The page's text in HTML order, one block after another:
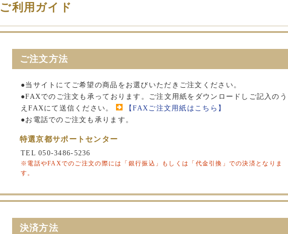
ご利用ガイド
ご注文方法
●当サイトにてご希望の商品をお選びいただきご注文ください。
●FAXでのご注文も承っております。ご注文用紙をダウンロードしご記入のう
えFAXにて送信ください。
【FAXご注文用紙はこちら】
●お電話でのご注文も承ります。
特選京都サポートセンター
TEL 050-3486-5236
※電話やFAXでのご注文の際には「銀行振込」もしくは「代金引換」での決済となりま
す。
決済方法